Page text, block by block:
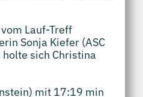
Lauf-Treff
Sonja Kiefer (ASC
sich Christina
mit 17:19 min